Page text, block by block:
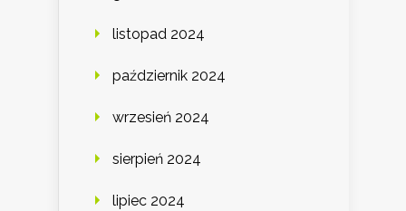
listopad 2024
październik 2024
wrzesień 2024
sierpień 2024
lipiec 2024